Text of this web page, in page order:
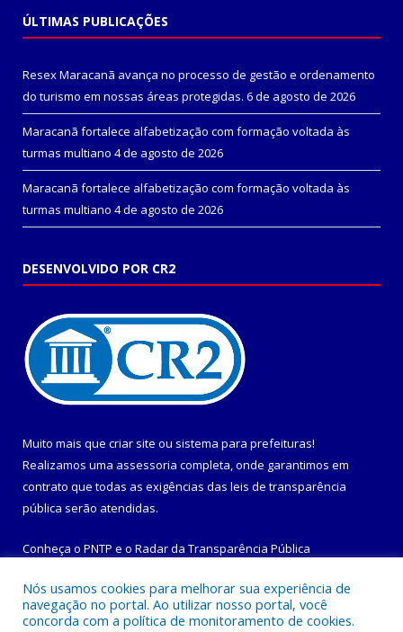
ÚLTIMAS PUBLICAÇÕES
Resex Maracanã avança no processo de gestão e ordenamento
do turismo em nossas áreas protegidas. 6 de agosto de 2026
Maracanã fortalece alfabetização com formação voltada às
turmas multiano 4 de agosto de 2026
Maracanã fortalece alfabetização com formação voltada às
turmas multiano 4 de agosto de 2026
DESENVOLVIDO POR CR2
Muito mais que criar site ou sistema para prefeituras!
Realizamos uma assessoria completa, onde garantimos em
contrato que todas as exigências das leis de transparência
pública serão atendidas.
Conheça o PNTP e o Radar da Transparência Pública
Nós usamos cookies para melhorar sua experiência de
navegação no portal. Ao utilizar nosso portal, você
concorda com a política de monitoramento de cookies.